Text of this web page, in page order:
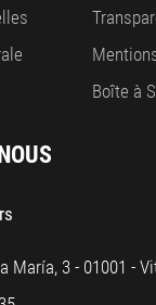
Boîte à
María, 3 - 01001 -